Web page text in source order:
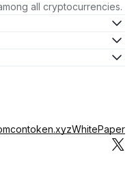
all cryptocurrencies.
WhitePaper